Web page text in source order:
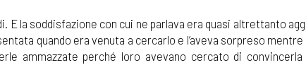
E la soddisfazione con cui ne parlava era quasi altrettanto
quando era venuta a cercarlo e l’aveva sorpreso
ammazzate perché loro avevano cercato di convincerla